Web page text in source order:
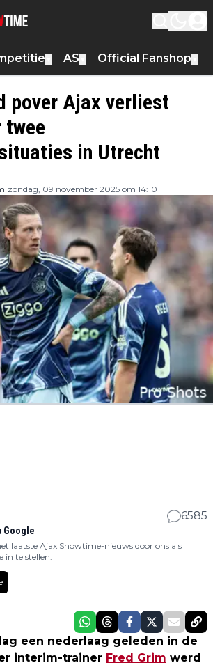
AS Official Fanshop
pover Ajax verliest
twee
in Utrecht
zondag, 09 november 2025 om 14:10
6585
Google
laatste Ajax Showtime-nieuws door ons als
in te stellen.
een nederlaag geleden in de
interim-trainer Fred Grim werd